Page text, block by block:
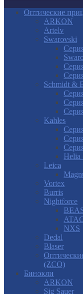
Оптические
ARKON
Artelv
Swarovski
Schmidt &
Kahles
Helia
Leica
Vortex
Burris
Nightforce
NXS
Dedal
Blaser
(ZCO)
Бинокли
ARKON
Sig Sauer